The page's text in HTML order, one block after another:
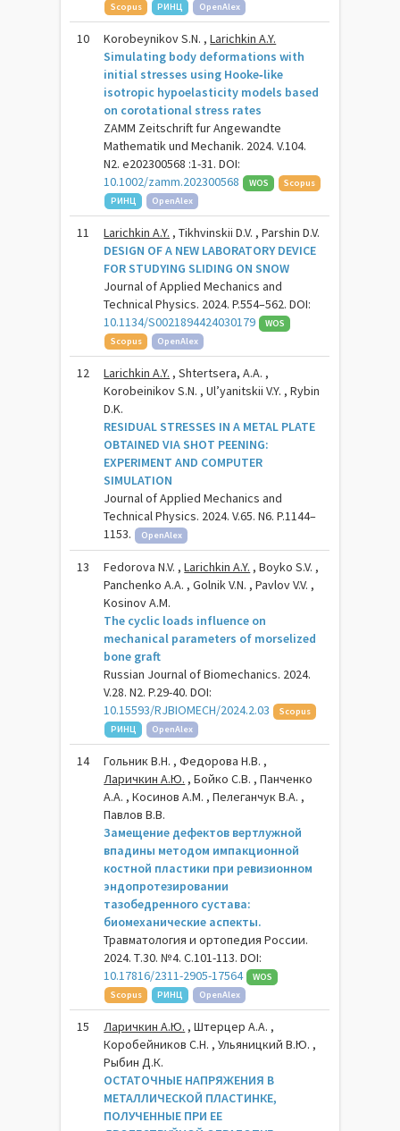
Scopus
РИНЦ OpenAlex
10 Korobeynikov S.N. ,Larichkin A.Y.
Simulating body deformations with
initial stresses using Hooke‐like
isotropic hypoelasticity models based
on corotational stress rates
ZAMM Zeitschrift fur Angewandte
Mathematik und Mechanik. 2024. V.104.
N2. e202300568 :1-31. DOI:
10.1002/zamm.202300568
WOS
Scopus
РИНЦ
OpenAlex
11 Larichkin A.Y. , Tikhvinskii D.V. , Parshin D.V.
DESIGN OF A NEW LABORATORY DEVICE
FOR STUDYING SLIDING ON SNOW
Journal of Applied Mechanics and
Technical Physics. 2024. P.554–562. DOI:
10.1134/S0021894424030179
WOS
Scopus
OpenAlex
12 Larichkin A.Y. , Shtertsera, A.A. ,
Korobeinikov S.N. , Ul’yanitskii V.Y. , Rybin
D.K.
RESIDUAL STRESSES IN A METAL PLATE
OBTAINED VIA SHOT PEENING:
EXPERIMENT AND COMPUTER
SIMULATION
Journal of Applied Mechanics and
Technical Physics. 2024. V.65. N6. P.1144–
1153.
OpenAlex
13 Fedorova N.V. ,Larichkin A.Y. , Boyko S.V. ,
Panchenko A.A. , Golnik V.N. , Pavlov V.V. ,
Kosinov A.M.
The cyclic loads influence on
mechanical parameters of morselized
bone graft
Russian Journal of Biomechanics. 2024.
V.28. N2. P.29-40. DOI:
10.15593/RJBIOMECH/2024.2.03
Scopus
РИНЦ
OpenAlex
14
Гольник В.Н. , Федорова Н.В. ,
Ларичкин А.Ю. , Бойко С.В. , Панченко
А.А. , Косинов А.М. , Пелеганчук В.А. ,
Павлов В.В.
Замещение дефектов вертлужной
впадины методом импакционной
костной пластики при ревизионном
эндопротезировании
тазобедренного сустава:
биомеханические аспекты.
Травматология и ортопедия России.
2024. Т.30. №4. С.101-113. DOI:
10.17816/2311-2905-17564
WOS
Scopus
РИНЦ OpenAlex
15 Ларичкин А.Ю. , Штерцер А.А. ,
Коробейников С.Н. , Ульяницкий В.Ю. ,
Рыбин Д.К.
ОСТАТОЧНЫЕ НАПРЯЖЕНИЯ В
МЕТАЛЛИЧЕСКОЙ ПЛАСТИНКЕ,
ПОЛУЧЕННЫЕ ПРИ ЕЕ